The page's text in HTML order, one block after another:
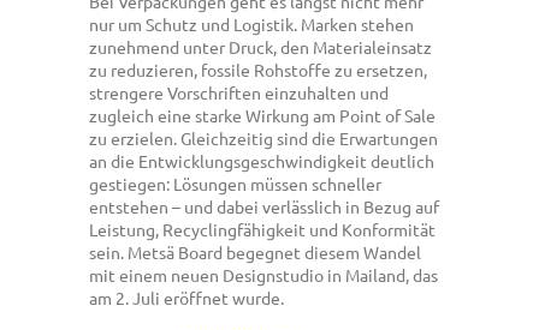
nur um Schutz und Logistik. Marken stehen
zunehmend unter Druck, den Materialeinsatz
zu reduzieren, fossile Rohstoffe zu ersetzen,
strengere Vorschriften einzuhalten und
zugleich eine starke Wirkung am Point of Sale
zu erzielen. Gleichzeitig sind die Erwartungen
an die Entwicklungsgeschwindigkeit deutlich
gestiegen: Lösungen müssen schneller
entstehen – und dabei verlässlich in Bezug auf
Leistung, Recyclingfähigkeit und Konformität
sein. Metsä Board begegnet diesem Wandel
mit einem neuen Designstudio in Mailand, das
am 2. Juli eröffnet wurde.